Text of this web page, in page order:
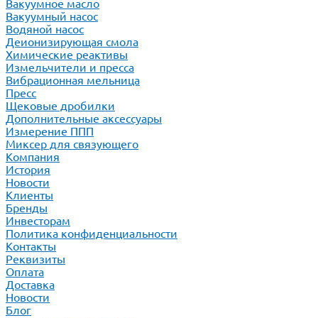
Вакуумное масло
Вакуумный насос
Водяной насос
Деионизирующая смола
Химические реактивы
Измельчители и пресса
Вибрационная мельница
Пресс
Щековые дробилки
Дополнительные аксессуары
Измерение ППП
Миксер для связующего
Компания
История
Новости
Клиенты
Бренды
Инвесторам
Политика конфиденциальности
Контакты
Реквизиты
Оплата
Доставка
Новости
Блог